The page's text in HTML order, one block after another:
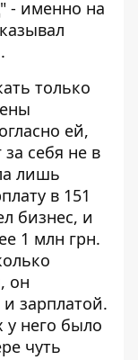
- именно на
только
ей,
за себя не в
лишь
в 151
бизнес, и
1 млн грн.
он
зарплатой.
у него было
чуть